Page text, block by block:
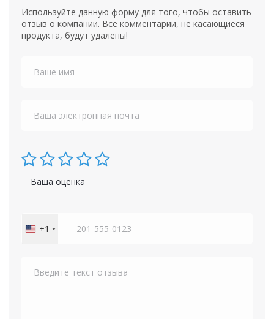
Используйте данную форму для того, чтобы оставить
отзыв о компании. Все комментарии, не касающиеся
продукта, будут удалены!
Ваша оценка
United
+1